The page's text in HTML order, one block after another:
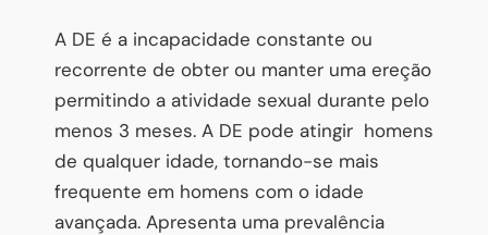
A DE é a incapacidade constante ou
recorrente de obter ou manter uma ereção
permitindo a atividade sexual durante pelo
menos 3 meses. A DE pode atingir homens
de qualquer idade, tornando-se mais
frequente em homens com o idade
avançada. Apresenta uma prevalência